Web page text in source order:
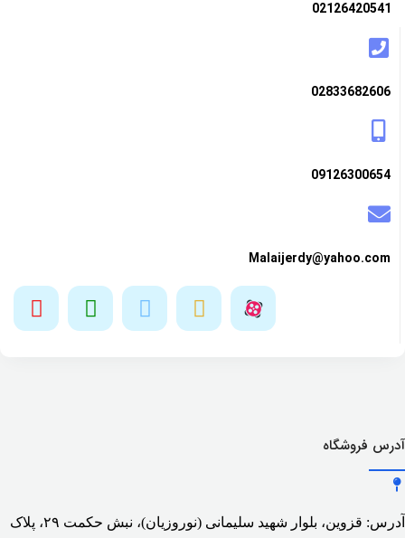
02126420541
02833682606
09126300654
Malaijerdy@yahoo.com
آدرس فروشگاه
آدرس: قزوین، بلوار شهید سلیمانی (نوروزیان)، نبش حکمت ۲۹، پلاک